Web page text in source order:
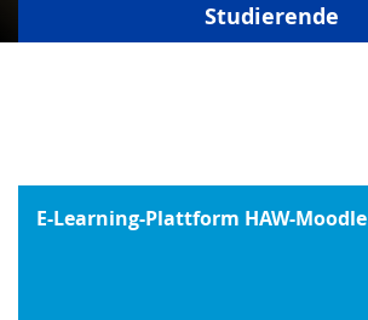
Studierende
E-Learning-Plattform HAW-Moodle